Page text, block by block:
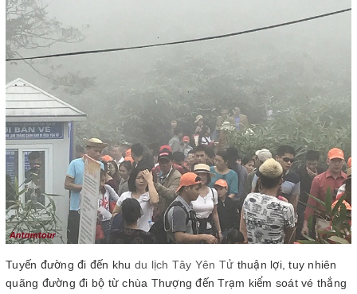
Tuyến đường đi đến khu du lịch Tây Yên Tử thuận lợi, tuy nhiên
quãng đường đi bộ từ chùa Thượng đến Trạm kiểm soát vé thắng